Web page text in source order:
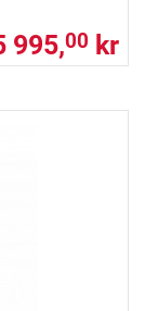
995,00 kr